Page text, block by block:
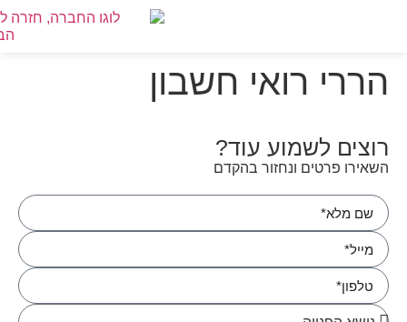
הררי רואי חשבון
רוצים לשמוע עוד?
השאירו פרטים ונחזור בהקדם